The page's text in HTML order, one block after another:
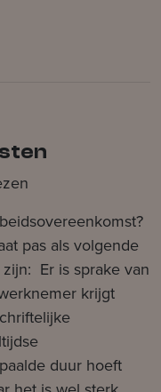
pas als volgende
Er is sprake van
krijgt
duur hoeft